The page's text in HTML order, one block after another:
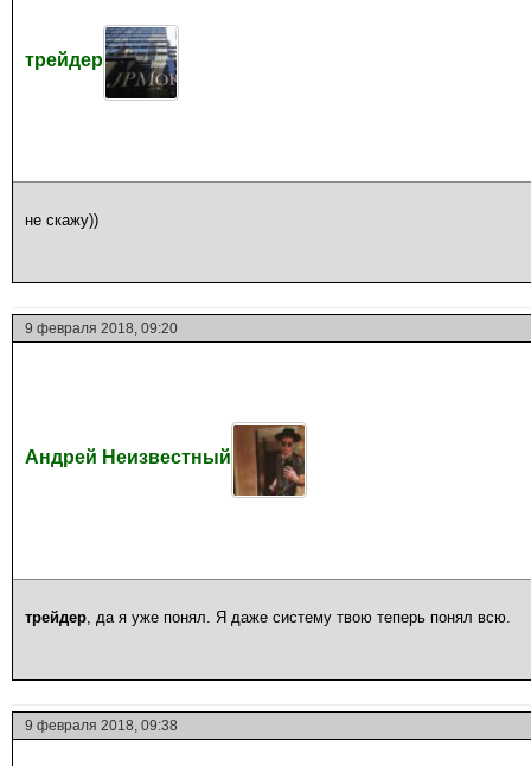
трейдер
не скажу))
9 февраля 2018, 09:20
Андрей Неизвестный
трейдер , да я уже понял. Я даже систему твою теперь понял всю.
9 февраля 2018, 09:38